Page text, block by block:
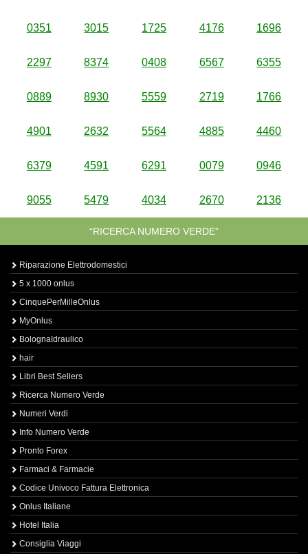
0351 3015 1725 4176 1696
2297 8374 0408 6567 6355
0889 8930 5559 2719 1766
4901 2632 5564 4885 4460
6379 4591 6291 0079 0946
9055 5479 4034 2670 2136
“RICERCA NUMERO VERDE”
Riparazione Elettrodomestici
5 x 1000 onlus
CinquePerMilleOnlus
MyOnlus
BolognaIdraulico
hair
Libri Best Sellers
Ricerca Numero Verde
Numeri Verdi
Info Numero Verde
Pronto Forex
Farmaci & Farmacie
Codice Univoco Fattura Elettronica
Onlus Italiane
Hotel Italia
Consiglia Viaggi